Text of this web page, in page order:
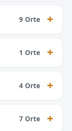
9 Orte
1 Orte
4 Orte
7 Orte